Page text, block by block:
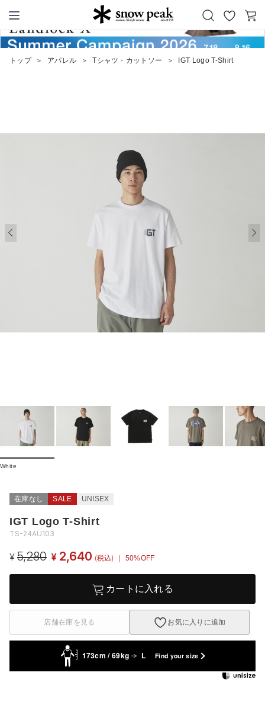
Snow Peak
お
カ
トップ ＞ アパレル ＞ Tシャツ・カットソー ＞ IGT Logo T-Shirt
White
在庫なし SALE UNISEX
IGT Logo T-Shirt
TS-24AU103
¥ 5,280 ¥ 2,640 (税込) ｜ 50%OFF
カートに入れる
店舗在庫を見る お気に入りに追加
173cm / 69kg L Find your size